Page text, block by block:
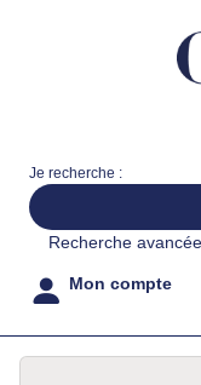
Je recherche :
Recherche avancée
Mon compte